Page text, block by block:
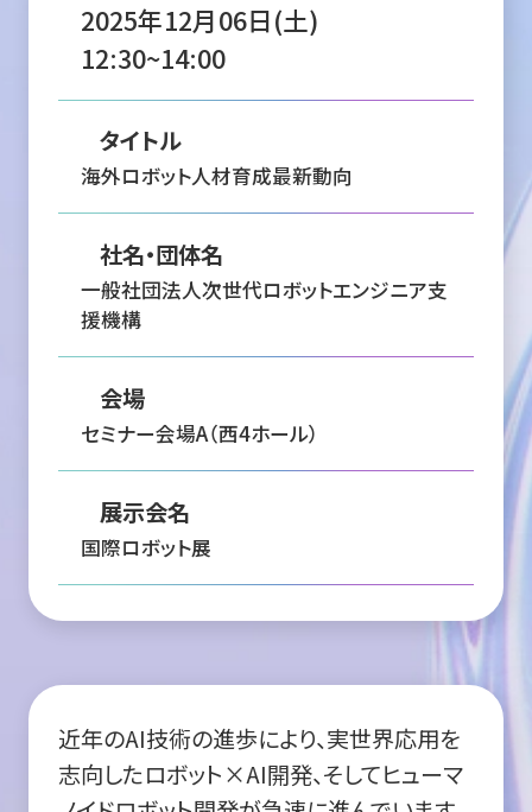
2025年12月06日(土)
12:30~14:00
タイトル
海外ロボット人材育成最新動向
社名・団体名
一般社団法人次世代ロボットエンジニア支
援機構
会場
セミナー会場A（西4ホール）
展示会名
国際ロボット展
近年のAI技術の進歩により、実世界応用を
志向したロボット×AI開発、そしてヒューマ